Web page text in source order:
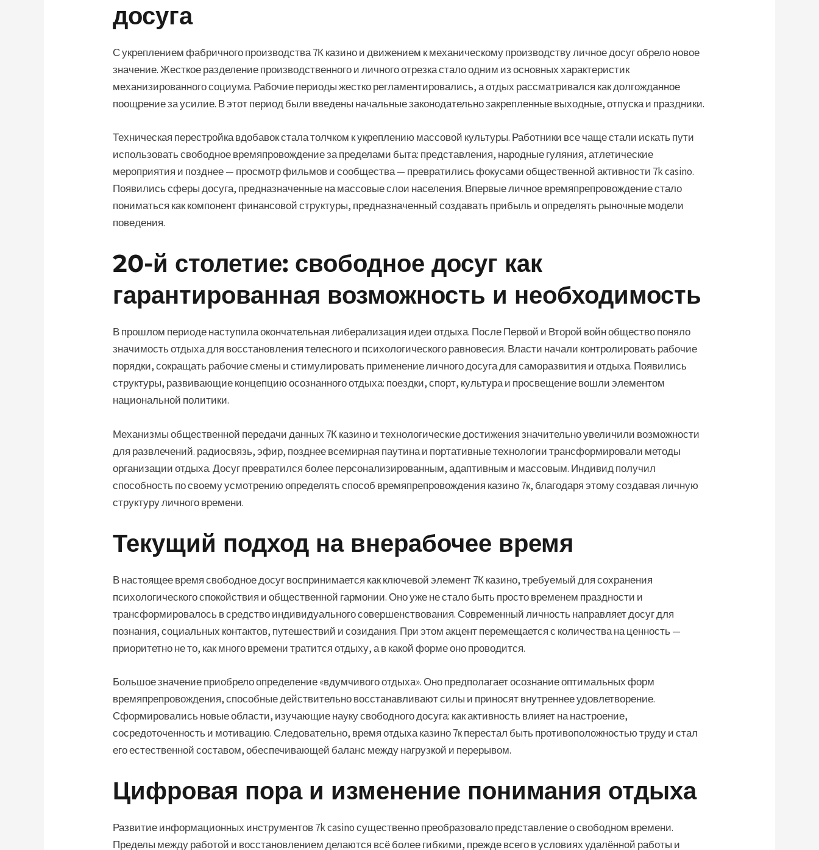
досуга
С укреплением фабричного производства 7К казино и движением к механическому производству личное досуг обрело новое
значение. Жесткое разделение производственного и личного отрезка стало одним из основных характеристик
механизированного социума. Рабочие периоды жестко регламентировались, а отдых рассматривался как долгожданное
поощрение за усилие. В этот период были введены начальные законодательно закрепленные выходные, отпуска и праздники.
Техническая перестройка вдобавок стала толчком к укреплению массовой культуры. Работники все чаще стали искать пути
использовать свободное времяпровождение за пределами быта: представления, народные гуляния, атлетические
мероприятия и позднее — просмотр фильмов и сообщества — превратились фокусами общественной активности 7k casino.
Появились сферы досуга, предназначенные на массовые слои населения. Впервые личное времяпрепровождение стало
пониматься как компонент финансовой структуры, предназначенный создавать прибыль и определять рыночные модели
поведения.
20-й столетие: свободное досуг как
гарантированная возможность и необходимость
В прошлом периоде наступила окончательная либерализация идеи отдыха. После Первой и Второй войн общество поняло
значимость отдыха для восстановления телесного и психологического равновесия. Власти начали контролировать рабочие
порядки, сокращать рабочие смены и стимулировать применение личного досуга для саморазвития и отдыха. Появились
структуры, развивающие концепцию осознанного отдыха: поездки, спорт, культура и просвещение вошли элементом
национальной политики.
Механизмы общественной передачи данных 7К казино и технологические достижения значительно увеличили возможности
для развлечений. радиосвязь, эфир, позднее всемирная паутина и портативные технологии трансформировали методы
организации отдыха. Досуг превратился более персонализированным, адаптивным и массовым. Индивид получил
способность по своему усмотрению определять способ времяпрепровождения казино 7к, благодаря этому создавая личную
структуру личного времени.
Текущий подход на внерабочее время
В настоящее время свободное досуг воспринимается как ключевой элемент 7К казино, требуемый для сохранения
психологического спокойствия и общественной гармонии. Оно уже не стало быть просто временем праздности и
трансформировалось в средство индивидуального совершенствования. Современный личность направляет досуг для
познания, социальных контактов, путешествий и созидания. При этом акцент перемещается с количества на ценность —
приоритетно не то, как много времени тратится отдыху, а в какой форме оно проводится.
Большое значение приобрело определение «вдумчивого отдыха». Оно предполагает осознание оптимальных форм
времяпрепровождения, способные действительно восстанавливают силы и приносят внутреннее удовлетворение.
Сформировались новые области, изучающие науку свободного досуга: как активность влияет на настроение,
сосредоточенность и мотивацию. Следовательно, время отдыха казино 7к перестал быть противоположностью труду и стал
его естественной составом, обеспечивающей баланс между нагрузкой и перерывом.
Цифровая пора и изменение понимания отдыха
Развитие информационных инструментов 7k casino существенно преобразовало представление о свободном времени.
Пределы между работой и восстановлением делаются всё более гибкими, прежде всего в условиях удалённой работы и